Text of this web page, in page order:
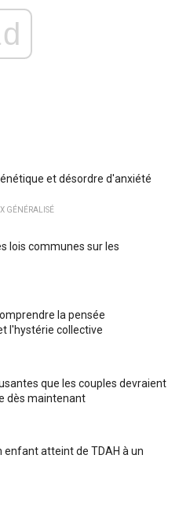
et désordre d'anxiété
GÉNÉRALISÉ
lois communes sur les
la pensée
l'hystérie collective
que les couples devraient
dès maintenant
enfant atteint de TDAH à un